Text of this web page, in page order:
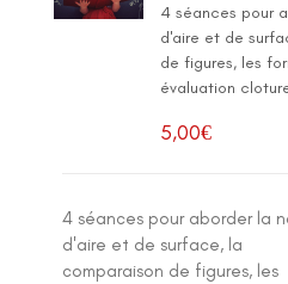
4 séances pour
d'aire et de
de figures, les
évaluation
5,00€
4 séances pour aborder la
d'aire et de surface, la
comparaison de figures, les